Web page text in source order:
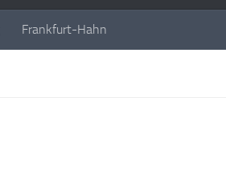
Frankfurt-Hahn